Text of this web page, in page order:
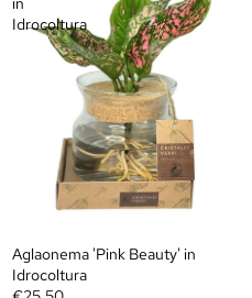
Idrocoltura
Aglaonema 'Pink Beauty' in
Idrocoltura